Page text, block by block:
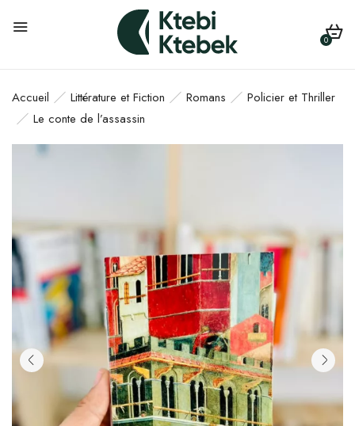
0
Accueil Littérature et Fiction Romans
Policier et Thriller
Le conte de l’assassin